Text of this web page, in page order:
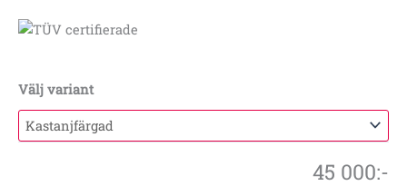
Välj variant
45 000:-